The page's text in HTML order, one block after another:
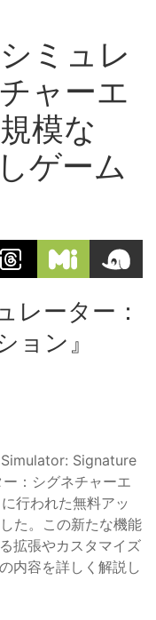
ミュレ
ャーエ
模な
ゲーム
レーター：
ョン』
Signature
：シグネチャーエ
行われた無料アッ
た。この新たな機能
拡張やカスタマイズ
内容を詳しく解説し